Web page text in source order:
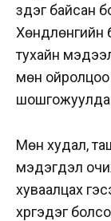
үздэг байсан
Хөндлөнгийн
тухайн
мөн ойролцоо
Мөн худал,
мэдэгдэл
хуваалцах
хүргэдэг